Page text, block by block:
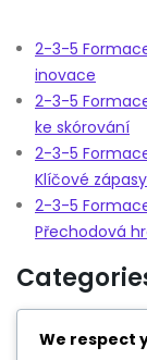
2-3-5
inovace
2-3-5
ke skórování
2-3-5
Klíčové zápasy
2-3-5
Přechodová
Historie
We respect